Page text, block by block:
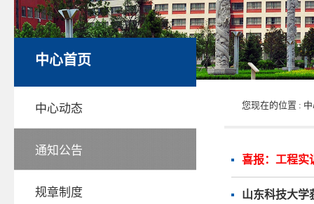
中心首页
中心动态
通知公告
规章制度
您现在的位置 :
喜报：工程实
山东科技大学